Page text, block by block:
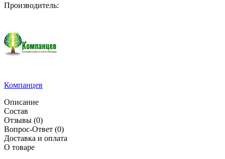
Производитель:
Компанцев
Описание
Состав
Отзывы (0)
Вопрос-Ответ (0)
Доставка и оплата
О товаре